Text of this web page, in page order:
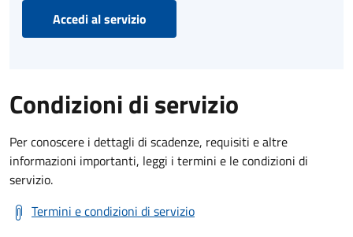
Accedi al servizio
Condizioni di servizio
Per conoscere i dettagli di scadenze, requisiti e altre
informazioni importanti, leggi i termini e le condizioni di
servizio.
Termini e condizioni di servizio